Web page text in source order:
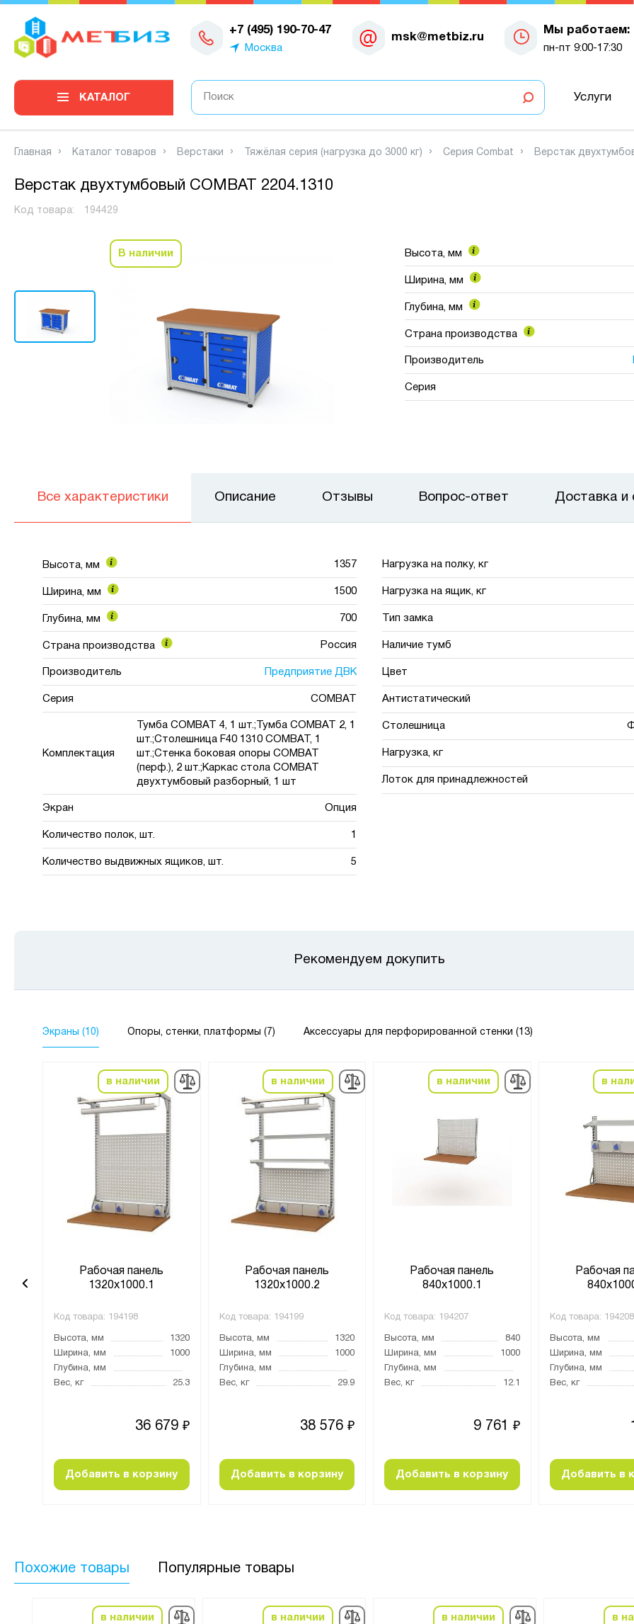
+7 (495) 190-70-47
Москва
msk@metbiz.ru
Мы работаем:
пн-пт 9:00-17:30
0
КАТАЛОГ Услуги
Главная Каталог товаров Верстаки Тяжёлая серия (нагрузка до 3000 кг) Серия Combat Верстак
Верстак двухтумбовый COMBAT 2204.1310
Код товара: 194429
В наличии Высота, мм
Ширина, мм
Глубина, мм
Страна производства
Производитель
Серия
Все характеристики
Высота, мм 1357
Ширина, мм 1500
Глубина, мм 700
Страна производства Россия
Производитель Предприятие ДВК
Серия COMBAT
Комплектация
Тумба COMBAT 4, 1 шт.;Тумба COMBAT 2, 1
шт.;Столешница F40 1310 COMBAT, 1
шт.;Стенка боковая опоры COMBAT
(перф.), 2 шт.;Каркас стола COMBAT
двухтумбовый разборный, 1 шт
Экран Опция
Количество полок, шт. 1
Количество выдвижных ящиков, шт. 5
Нагрузка на полку, кг
Нагрузка на ящик, кг
Тип замка
Наличие тумб
Цвет
Антистатический
Столешница
Нагрузка, кг
Лоток для принадлежностей
Описание Отзывы Вопрос-ответ Доставка и
Рекомендуем докупить
Экраны (10) Опоры, стенки, платформы (7) Аксессуары для перфорированной стенки (13)
в наличии
Рабочая панель
1320х1000.1
Код товара: 194198
Высота, мм
1320
Ширина, мм
1000
Глубина, мм
Вес, кг
25.3
36 679 ₽
Добавить в корзину
в наличии
Рабочая панель
1320х1000.2
Код товара: 194199
Высота, мм
1320
Ширина, мм
1000
Глубина, мм
Вес, кг
29.9
38 576 ₽
Добавить в корзину
в наличии
Рабочая панель
840х1000.1
Код товара: 194207
Высота, мм
840
Ширина, мм
1000
Глубина, мм
Вес, кг
12.1
9 761 ₽
Добавить в корзину
в
Рабочая
Код товара: 194208
Высота, мм
Ширина, мм
Глубина, мм
Вес, кг
Добавить в
Похожие товары Популярные товары
в наличии в наличии в наличии в